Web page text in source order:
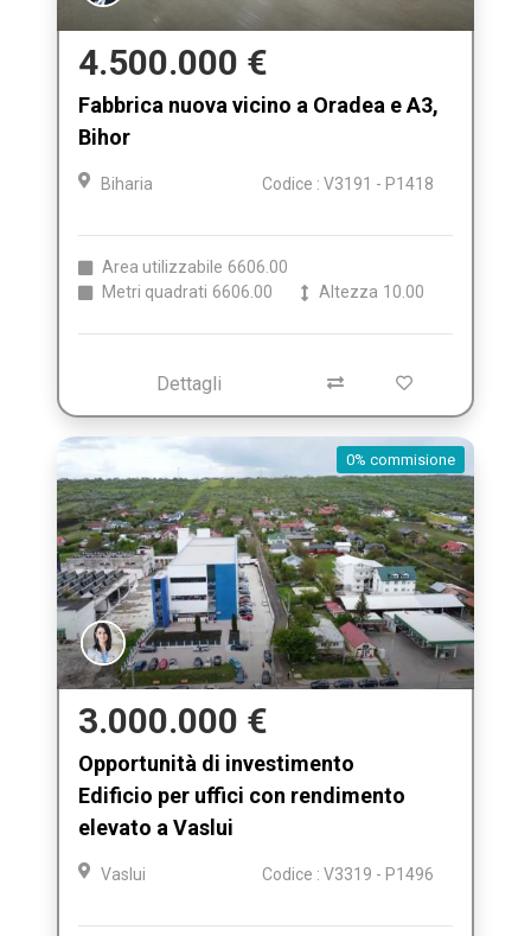
4.500.000 €
Fabbrica nuova vicino a Oradea e A3,
Bihor
Biharia Codice : V3191 - P1418
Area utilizzabile 6606.00
Metri quadrati 6606.00 Altezza 10.00
Dettagli
0% commisione
3.000.000 €
Opportunità di investimento
Edificio per uffici con rendimento
elevato a Vaslui
Vaslui Codice : V3319 - P1496